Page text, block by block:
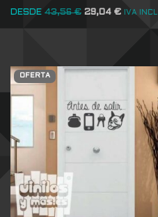
DESDE 43,56€ 29,04 € IVA INCL
OFERTA